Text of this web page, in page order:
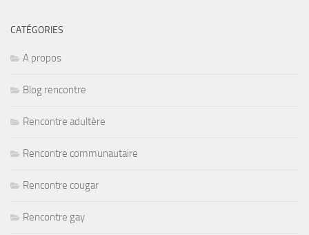
CATÉGORIES
A propos
Blog rencontre
Rencontre adultère
Rencontre communautaire
Rencontre cougar
Rencontre gay